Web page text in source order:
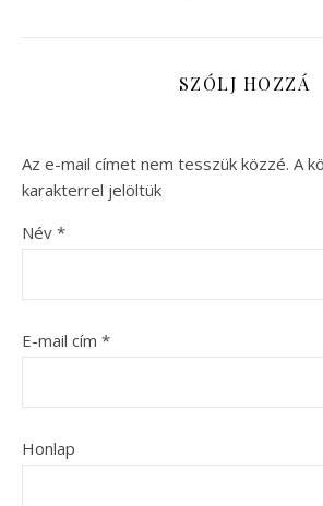
SZÓLJ HOZZÁ
Az e-mail címet nem tesszük közzé. A
karakterrel jelöltük
Név *
E-mail cím *
Honlap